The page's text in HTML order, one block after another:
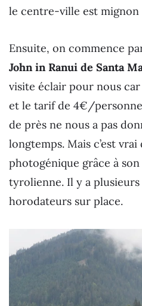
le centre-ville est
Ensuite, on commence
John in Ranui de Santa
visite éclair pour nous
et le tarif de 4€/
de près ne nous a pas
longtemps. Mais c’est
photogénique grâce à
tyrolienne. Il y a
horodateurs sur place.